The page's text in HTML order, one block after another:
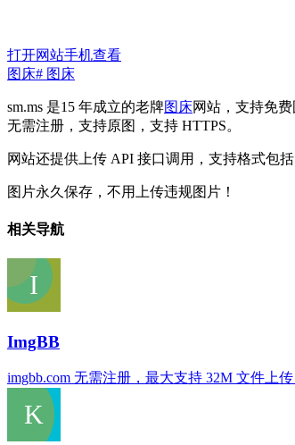
打开网站手机查看
图床# 图床
sm.ms 是15 年成立的老牌图床网站，支持免
无需注册，支持原图，支持 HTTPS。
网站还提供上传 API 接口调用，支持格式包
图片永久保存，不用上传违规图片！
相关导航
ImgBB
imgbb.com 无需注册，最大支持 32M 文件上